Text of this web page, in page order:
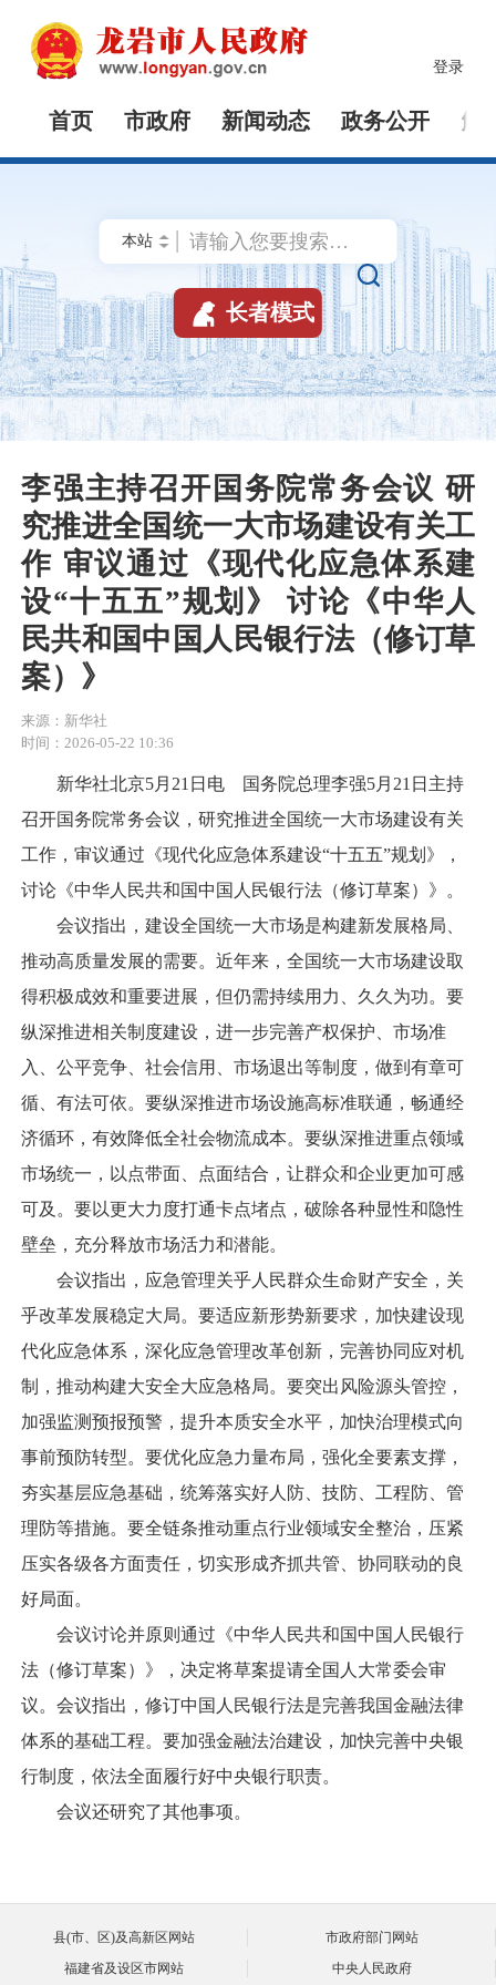
登录
首页 市政府 新闻动态 政务公开 解

 长者模式
李强主持召开国务院常务会议 研
究推进全国统一大市场建设有关工
作 审议通过《现代化应急体系建
设“十五五”规划》 讨论《中华人
民共和国中国人民银行法（修订草
案）》
来源：新华社
时间：2026-05-22 10:36
新华社北京5月21日电 国务院总理李强5月21日主持
召开国务院常务会议，研究推进全国统一大市场建设有关
工作，审议通过《现代化应急体系建设“十五五”规划》，
讨论《中华人民共和国中国人民银行法（修订草案）》。
会议指出，建设全国统一大市场是构建新发展格局、
推动高质量发展的需要。近年来，全国统一大市场建设取
得积极成效和重要进展，但仍需持续用力、久久为功。要
纵深推进相关制度建设，进一步完善产权保护、市场准
入、公平竞争、社会信用、市场退出等制度，做到有章可
循、有法可依。要纵深推进市场设施高标准联通，畅通经
济循环，有效降低全社会物流成本。要纵深推进重点领域
市场统一，以点带面、点面结合，让群众和企业更加可感
可及。要以更大力度打通卡点堵点，破除各种显性和隐性
壁垒，充分释放市场活力和潜能。
会议指出，应急管理关乎人民群众生命财产安全，关
乎改革发展稳定大局。要适应新形势新要求，加快建设现
代化应急体系，深化应急管理改革创新，完善协同应对机
制，推动构建大安全大应急格局。要突出风险源头管控，
加强监测预报预警，提升本质安全水平，加快治理模式向
事前预防转型。要优化应急力量布局，强化全要素支撑，
夯实基层应急基础，统筹落实好人防、技防、工程防、管
理防等措施。要全链条推动重点行业领域安全整治，压紧
压实各级各方面责任，切实形成齐抓共管、协同联动的良
好局面。
会议讨论并原则通过《中华人民共和国中国人民银行
法（修订草案）》，决定将草案提请全国人大常委会审
议。会议指出，修订中国人民银行法是完善我国金融法律
体系的基础工程。要加强金融法治建设，加快完善中央银
行制度，依法全面履行好中央银行职责。
会议还研究了其他事项。
县(市、区)及高新区网站
市政府部门网站
福建省及设区市网站
中央人民政府